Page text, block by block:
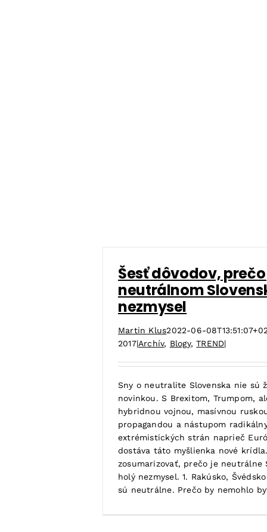
Šesť dôvodov, prečo
neutrálnom
nezmysel
Martin Klus2022-06-
2017|Archív, Blogy,TREND|
Sny o neutralite Slovenska nie sú
novinkou. S Brexitom, Trumpom,
hybridnou vojnou, masívnou
propagandou a nástupom
extrémistických strán naprieč
dostáva táto myšlienka nové
zosumarizovať, prečo je neutrálne
holý nezmysel. 1. Rakúsko,
sú neutrálne. Prečo by nemohlo